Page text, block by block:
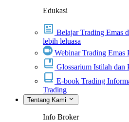
Edukasi
Belajar Trading Emas
lebih leluasa
Webinar Trading Emas
Glossarium Istilah dan
E-book Trading
Trading
Tentang Kami
Info Broker